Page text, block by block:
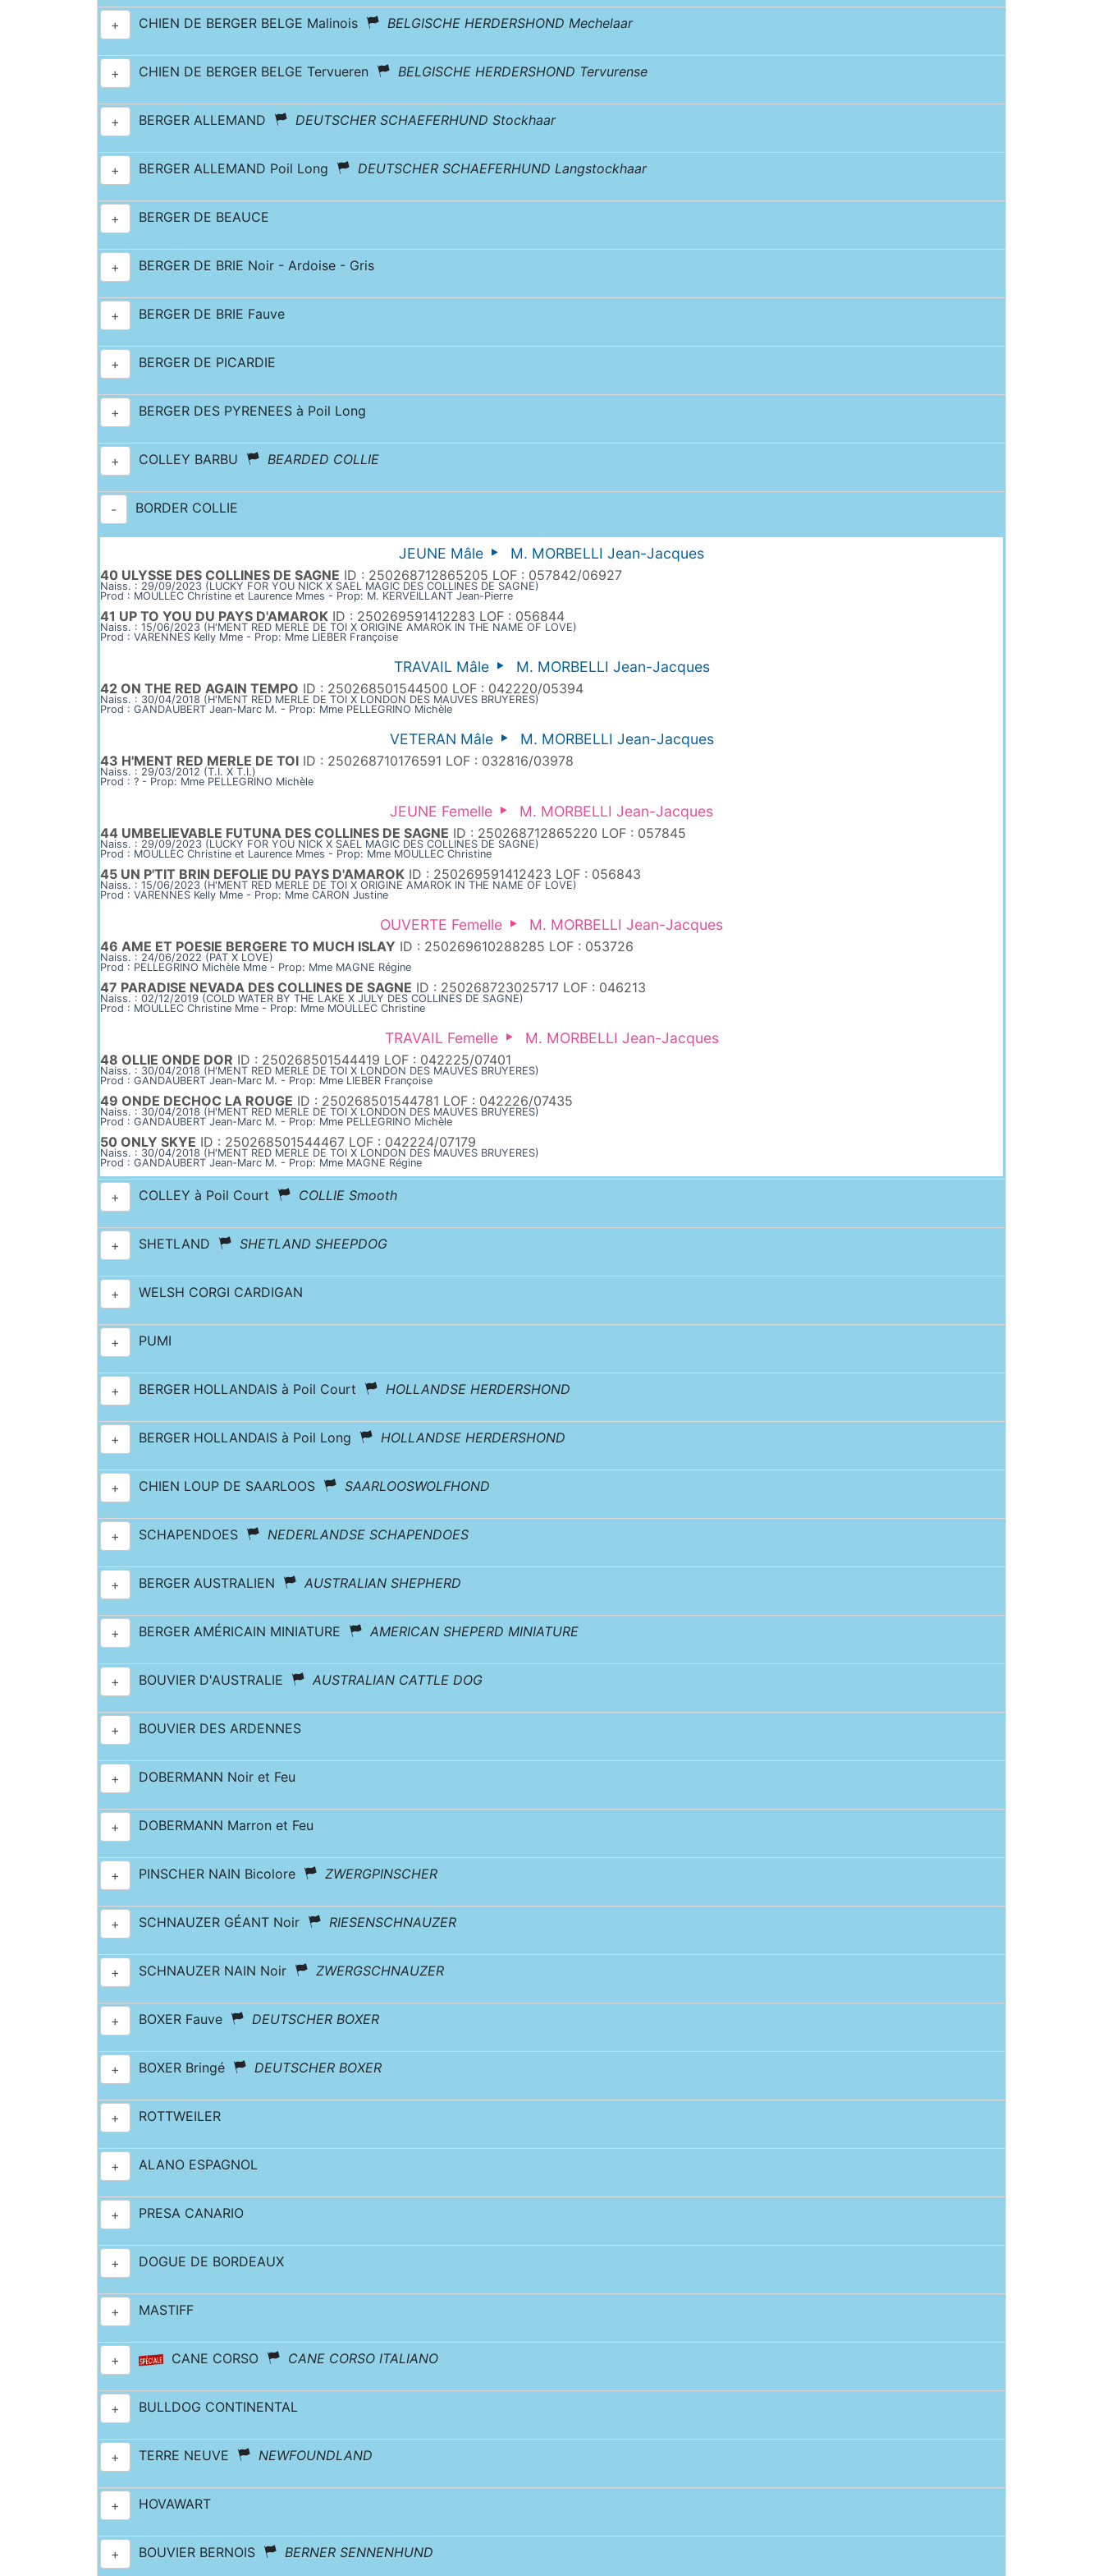
+ CHIEN DE BERGER BELGE Malinois BELGISCHE HERDERSHOND Mechelaar
+ CHIEN DE BERGER BELGE Tervueren BELGISCHE HERDERSHOND Tervurense
+ BERGER ALLEMAND DEUTSCHER SCHAEFERHUND Stockhaar
+ BERGER ALLEMAND Poil Long DEUTSCHER SCHAEFERHUND Langstockhaar
+ BERGER DE BEAUCE
+ BERGER DE BRIE Noir - Ardoise - Gris
+ BERGER DE BRIE Fauve
+ BERGER DE PICARDIE
+ BERGER DES PYRENEES à Poil Long
+ COLLEY BARBU BEARDED COLLIE
- BORDER COLLIE
JEUNE Mâle M. MORBELLI Jean-Jacques
40 ULYSSE DES COLLINES DE SAGNE ID : 250268712865205 LOF : 057842/06927
Naiss. : 29/09/2023 (LUCKY FOR YOU NICK X SAEL MAGIC DES COLLINES DE SAGNE)
Prod : MOULLEC Christine et Laurence Mmes - Prop: M. KERVEILLANT Jean-Pierre
41 UP TO YOU DU PAYS D'AMAROK ID : 250269591412283 LOF : 056844
Naiss. : 15/06/2023 (H'MENT RED MERLE DE TOI X ORIGINE AMAROK IN THE NAME OF LOVE)
Prod : VARENNES Kelly Mme - Prop: Mme LIEBER Françoise
TRAVAIL Mâle M. MORBELLI Jean-Jacques
42 ON THE RED AGAIN TEMPO ID : 250268501544500 LOF : 042220/05394
Naiss. : 30/04/2018 (H'MENT RED MERLE DE TOI X LONDON DES MAUVES BRUYERES)
Prod : GANDAUBERT Jean-Marc M. - Prop: Mme PELLEGRINO Michèle
VETERAN Mâle M. MORBELLI Jean-Jacques
43 H'MENT RED MERLE DE TOI ID : 250268710176591 LOF : 032816/03978
Naiss. : 29/03/2012 (T.I. X T.I.)
Prod : ? - Prop: Mme PELLEGRINO Michèle
JEUNE Femelle M. MORBELLI Jean-Jacques
44 UMBELIEVABLE FUTUNA DES COLLINES DE SAGNE ID : 250268712865220 LOF : 057845
Naiss. : 29/09/2023 (LUCKY FOR YOU NICK X SAEL MAGIC DES COLLINES DE SAGNE)
Prod : MOULLEC Christine et Laurence Mmes - Prop: Mme MOULLEC Christine
45 UN P'TIT BRIN DEFOLIE DU PAYS D'AMAROK ID : 250269591412423 LOF : 056843
Naiss. : 15/06/2023 (H'MENT RED MERLE DE TOI X ORIGINE AMAROK IN THE NAME OF LOVE)
Prod : VARENNES Kelly Mme - Prop: Mme CARON Justine
OUVERTE Femelle M. MORBELLI Jean-Jacques
46 AME ET POESIE BERGERE TO MUCH ISLAY ID : 250269610288285 LOF : 053726
Naiss. : 24/06/2022 (PAT X LOVE)
Prod : PELLEGRINO Michèle Mme - Prop: Mme MAGNE Régine
47 PARADISE NEVADA DES COLLINES DE SAGNE ID : 250268723025717 LOF : 046213
Naiss. : 02/12/2019 (COLD WATER BY THE LAKE X JULY DES COLLINES DE SAGNE)
Prod : MOULLEC Christine Mme - Prop: Mme MOULLEC Christine
TRAVAIL Femelle M. MORBELLI Jean-Jacques
48 OLLIE ONDE DOR ID : 250268501544419 LOF : 042225/07401
Naiss. : 30/04/2018 (H'MENT RED MERLE DE TOI X LONDON DES MAUVES BRUYERES)
Prod : GANDAUBERT Jean-Marc M. - Prop: Mme LIEBER Françoise
49 ONDE DECHOC LA ROUGE ID : 250268501544781 LOF : 042226/07435
Naiss. : 30/04/2018 (H'MENT RED MERLE DE TOI X LONDON DES MAUVES BRUYERES)
Prod : GANDAUBERT Jean-Marc M. - Prop: Mme PELLEGRINO Michèle
50 ONLY SKYE ID : 250268501544467 LOF : 042224/07179
Naiss. : 30/04/2018 (H'MENT RED MERLE DE TOI X LONDON DES MAUVES BRUYERES)
Prod : GANDAUBERT Jean-Marc M. - Prop: Mme MAGNE Régine
+ COLLEY à Poil Court COLLIE Smooth
+ SHETLAND SHETLAND SHEEPDOG
+ WELSH CORGI CARDIGAN
+ PUMI
+ BERGER HOLLANDAIS à Poil Court HOLLANDSE HERDERSHOND
+ BERGER HOLLANDAIS à Poil Long HOLLANDSE HERDERSHOND
+ CHIEN LOUP DE SAARLOOS SAARLOOSWOLFHOND
+ SCHAPENDOES NEDERLANDSE SCHAPENDOES
+ BERGER AUSTRALIEN AUSTRALIAN SHEPHERD
+ BERGER AMÉRICAIN MINIATURE AMERICAN SHEPERD MINIATURE
+ BOUVIER D'AUSTRALIE AUSTRALIAN CATTLE DOG
+ BOUVIER DES ARDENNES
+ DOBERMANN Noir et Feu
+ DOBERMANN Marron et Feu
+ PINSCHER NAIN Bicolore ZWERGPINSCHER
+ SCHNAUZER GÉANT Noir RIESENSCHNAUZER
+ SCHNAUZER NAIN Noir ZWERGSCHNAUZER
+ BOXER Fauve DEUTSCHER BOXER
+ BOXER Bringé DEUTSCHER BOXER
+ ROTTWEILER
+ ALANO ESPAGNOL
+ PRESA CANARIO
+ DOGUE DE BORDEAUX
+ MASTIFF
+ CANE CORSO CANE CORSO ITALIANO
+ BULLDOG CONTINENTAL
+ TERRE NEUVE NEWFOUNDLAND
+ HOVAWART
+ BOUVIER BERNOIS BERNER SENNENHUND